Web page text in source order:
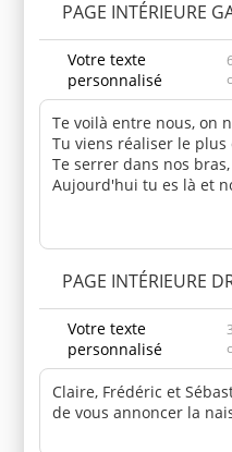
PAGE INTÉRIEURE
Votre texte
personnalisé
PAGE INTÉRIEURE
Votre texte
personnalisé